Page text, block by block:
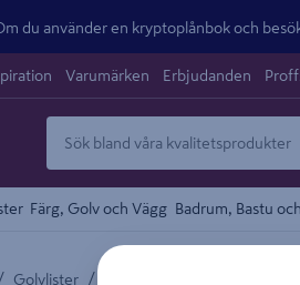
du använder en kryptoplånbok och
Varumärken Erbjudanden
Färg, Golv och Vägg Badrum, Bastu
/ Golvlister /